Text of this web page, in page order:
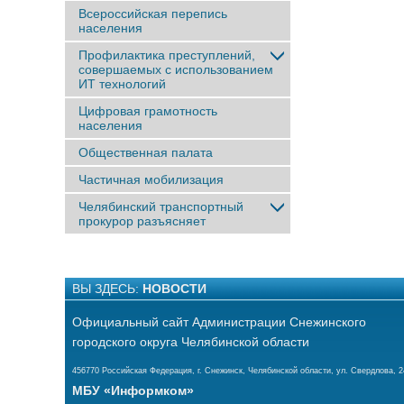
Всероссийская перепись
населения
Профилактика преступлений,
совершаемых с использованием
ИТ технологий
Цифровая грамотность
населения
Общественная палата
Частичная мобилизация
Челябинский транспортный
прокурор разъясняет
ВЫ ЗДЕСЬ: НОВОСТИ
Официальный сайт Администрации Снежинского
городского округа Челябинской области
456770 Российская Федерация, г. Снежинск, Челябинской области, ул. Свердлова,
МБУ «Информком»